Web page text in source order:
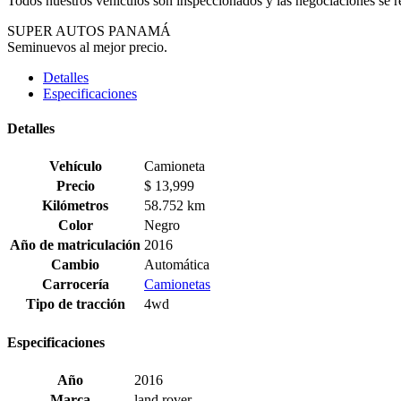
SUPER AUTOS PANAMÁ
Seminuevos al mejor precio.
Detalles
Especificaciones
Detalles
Vehículo
Camioneta
Precio
$ 13,999
Kilómetros
58.752 km
Color
Negro
Año de matriculación 2016
Cambio
Automática
Carrocería
Camionetas
Tipo de tracción
4wd
Especificaciones
Año
2016